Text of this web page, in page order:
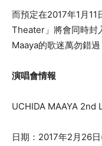
而預定在2017年1月
Theater」將會同時封
Maaya的歌迷萬勿錯過
演唱會情報
UCHIDA MAAYA 2nd
日期：2017年2月26